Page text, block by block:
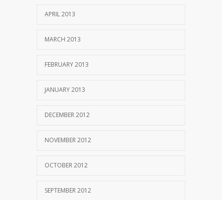
APRIL 2013
MARCH 2013
FEBRUARY 2013
JANUARY 2013
DECEMBER 2012
NOVEMBER 2012
OCTOBER 2012
SEPTEMBER 2012